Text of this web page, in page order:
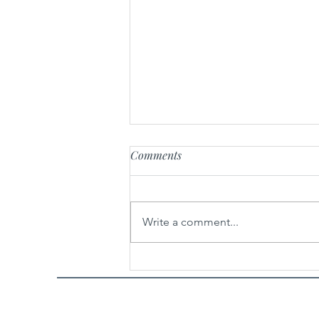
Oscarom® nagrađena „Ničija
Comments
Write a comment...